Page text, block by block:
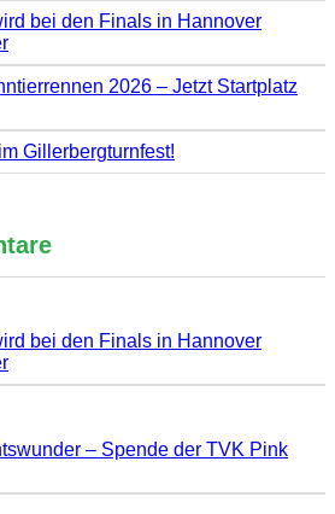
bei den Finals in Hannover
2026 – Jetzt Startplatz
Gillerbergturnfest!
bei den Finals in Hannover
– Spende der TVK Pink